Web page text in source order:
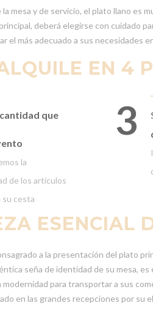
mesa y de servicio, el plato llano es
deberá elegirse con cuidado
el más adecuado a sus
EN 4
que
la
de los artículos
su cesta
3
ESENCIAL
a la presentación del plato
seña de identidad de su mesa,
para transportar a sus
en las grandes recepciones por